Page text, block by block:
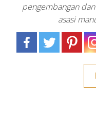
pengembangan
asasi